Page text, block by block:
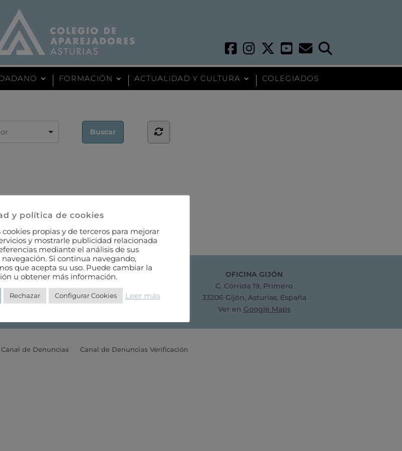
FORMACIÓN ACTUALIDAD Y CULTURA COLEGIADOS
Teléfono: 985 20 83 03
E-mail:colegio@aparejastur.es
Horario de 8 a 15 de lunes a viernes
OFICINA GIJÓN
C. Corrida 19, Primero
33206 Gijón, Asturias, España
Ver en Google Maps
Canal de Denuncias Canal de Denuncias Verificación
y política de cookies
propias y de terceros para mejorar
y mostrarle publicidad relacionada
mediante el análisis de sus
Si continua navegando,
que acepta su uso. Puede cambiar la
u obtener más información.
Rechazar Configurar Cookies Leer más